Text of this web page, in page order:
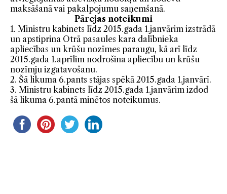
maksāšanā vai pakalpojumu saņemšanā.
Pārejas noteikumi
1. Ministru kabinets līdz 2015.gada 1.janvārim izstrādā
un apstiprina Otrā pasaules kara dalībnieka
apliecības un krūšu nozīmes paraugu, kā arī līdz
2015.gada 1.aprīlim nodrošina apliecību un krūšu
nozīmju izgatavošanu.
2. Šā likuma 6.pants stājas spēkā 2015.gada 1.janvārī.
3. Ministru kabinets līdz 2015.gada 1.janvārim izdod
šā likuma 6.pantā minētos noteikumus.